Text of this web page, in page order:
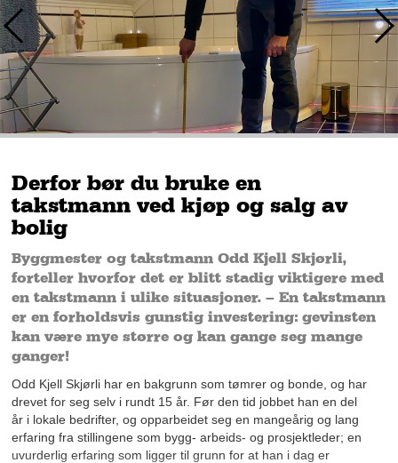
Derfor bør du bruke en
takstmann ved kjøp og salg av
bolig
Byggmester og takstmann Odd Kjell Skjørli,
forteller hvorfor det er blitt stadig viktigere med
en takstmann i ulike situasjoner. – En takstmann
er en forholdsvis gunstig investering: gevinsten
kan være mye større og kan gange seg mange
ganger!
Odd Kjell Skjørli har en bakgrunn som tømrer og bonde, og har
drevet for seg selv i rundt 15 år. Før den tid jobbet han en del
år i lokale bedrifter, og opparbeidet seg en mangeårig og lang
erfaring fra stillingene som bygg- arbeids- og prosjektleder; en
uvurderlig erfaring som ligger til grunn for at han i dag er